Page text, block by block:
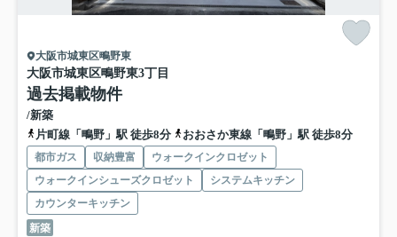
大阪市城東区鴫野東
大阪市城東区鴫野東3丁目
過去掲載物件
/新築
片町線「鴫野」駅 徒歩8分
おおさか東線「鴫野」駅 徒歩8分
都市ガス 収納豊富
ウォークインクロゼット
ウォークインシューズクロゼット
システムキッチン
カウンターキッチン
新築